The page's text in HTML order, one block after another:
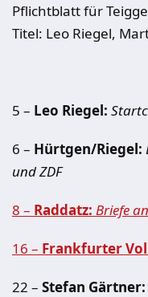
Pflichtblatt für
Titel: Leo Riegel,
5 – Leo Riegel:
6 – Hürtgen/Riegel:
und ZDF
8 – Raddatz: Briefe
16 – Frankfurter
22 – Stefan Gärtner: